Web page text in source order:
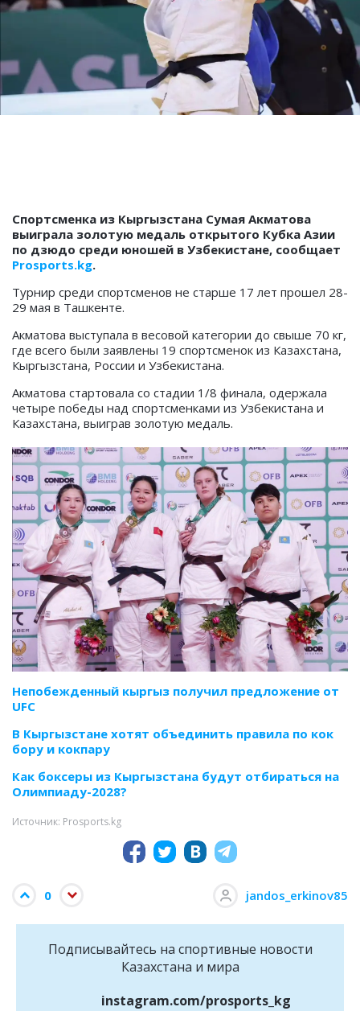
Спортсменка из Кыргызстана Сумая Акматова
выиграла золотую медаль открытого Кубка Азии
по дзюдо среди юношей в Узбекистане, сообщает
Prosports.kg.
Турнир среди спортсменов не старше 17 лет прошел 28-
29 мая в Ташкенте.
Акматова выступала в весовой категории до свыше 70 кг,
где всего были заявлены 19 спортсменок из Казахстана,
Кыргызстана, России и Узбекистана.
Акматова стартовала со стадии 1/8 финала, одержала
четыре победы над спортсменками из Узбекистана и
Казахстана, выиграв золотую медаль.
Непобежденный кыргыз получил предложение от
UFC
В Кыргызстане хотят объединить правила по кок
бору и кокпару
Как боксеры из Кыргызстана будут отбираться на
Олимпиаду-2028?
Источник: Prosports.kg
0 jandos_erkinov85
Подписывайтесь на cпортивные новости
Казахстана и мира
instagram.com/prosports_kg